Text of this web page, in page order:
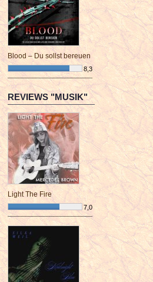
Blood – Du sollst bereuen
8,3
¯¯¯¯¯¯¯¯¯¯¯¯¯¯¯¯¯¯¯¯¯¯¯¯
REVIEWS "MUSIK"
Light The Fire
7,0
¯¯¯¯¯¯¯¯¯¯¯¯¯¯¯¯¯¯¯¯¯¯¯¯